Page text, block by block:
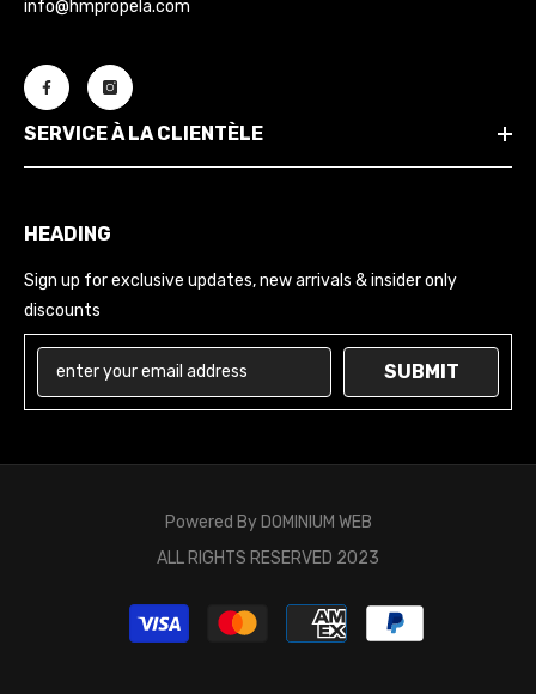
info@hmpropela.com
SERVICE À LA CLIENTÈLE
HEADING
Sign up for exclusive updates, new arrivals & insider only
discounts
SUBMIT
Powered By DOMINIUM WEB
ALL RIGHTS RESERVED 2023
Moyens